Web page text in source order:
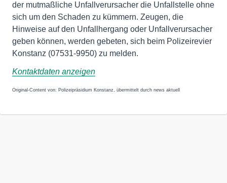
der mutmaßliche Unfallverursacher die Unfallstelle ohne
sich um den Schaden zu kümmern. Zeugen, die
Hinweise auf den Unfallhergang oder Unfallverursacher
geben können, werden gebeten, sich beim Polizeirevier
Konstanz (07531-9950) zu melden.
Kontaktdaten anzeigen
Original-Content von: Polizeipräsidium Konstanz, übermittelt durch news aktuell